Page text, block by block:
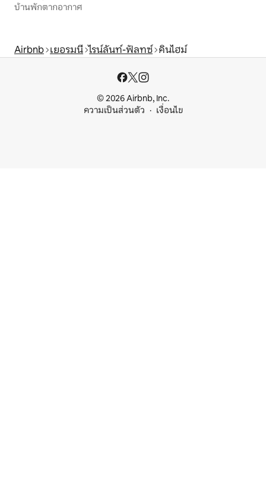
บ้านพักตากอากาศ
Airbnb เยอรมนี ไรน์ลันท์-ฟัลทซ์ คินไฮม์
© 2026 Airbnb, Inc.
ความเป็นส่วนตัว
เงื่อนไข